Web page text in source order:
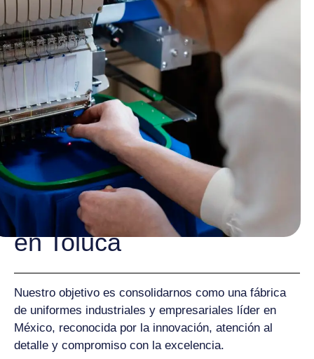
Nuestra Visión: Liderar el
Mercado de Uniformes
Empresariales Modernos
en Toluca
Nuestro objetivo es consolidarnos como una fábrica
de uniformes industriales y empresariales líder en
México, reconocida por la innovación, atención al
detalle y compromiso con la excelencia.